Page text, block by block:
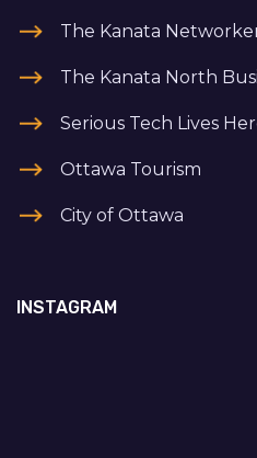
The Kanata
The Kanata North
Serious Tech Lives
Ottawa Tourism
City of Ottawa
INSTAGRAM